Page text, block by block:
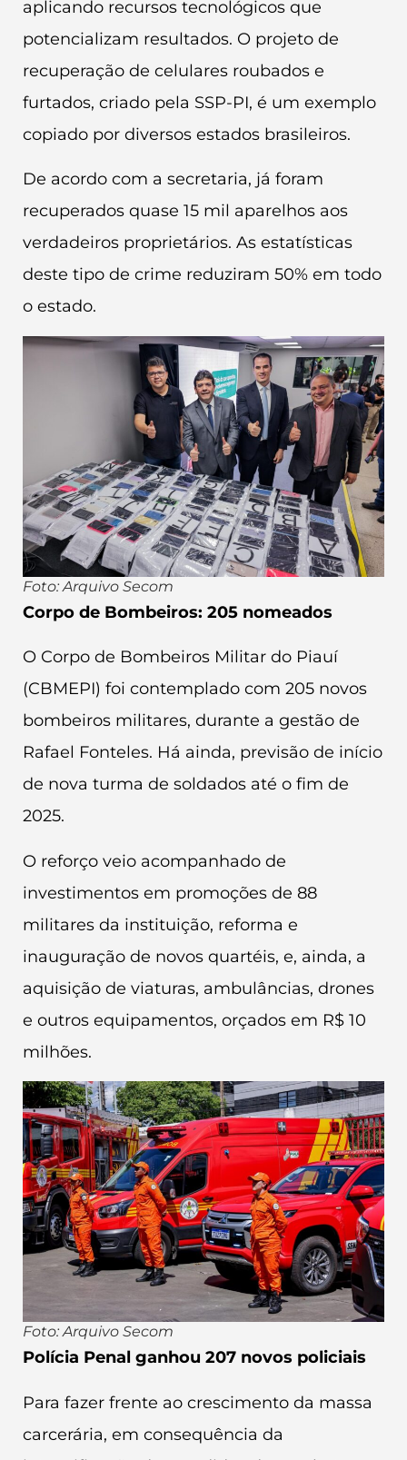
aplicando recursos tecnológicos que
potencializam resultados. O projeto de
recuperação de celulares roubados e
furtados, criado pela SSP-PI, é um exemplo
copiado por diversos estados brasileiros.
De acordo com a secretaria, já foram
recuperados quase 15 mil aparelhos aos
verdadeiros proprietários. As estatísticas
deste tipo de crime reduziram 50% em todo
o estado.
Foto: Arquivo Secom
Corpo de Bombeiros: 205 nomeados
O Corpo de Bombeiros Militar do Piauí
(CBMEPI) foi contemplado com 205 novos
bombeiros militares, durante a gestão de
Rafael Fonteles. Há ainda, previsão de início
de nova turma de soldados até o fim de
2025.
O reforço veio acompanhado de
investimentos em promoções de 88
militares da instituição, reforma e
inauguração de novos quartéis, e, ainda, a
aquisição de viaturas, ambulâncias, drones
e outros equipamentos, orçados em R$ 10
milhões.
Foto: Arquivo Secom
Polícia Penal ganhou 207 novos policiais
Para fazer frente ao crescimento da massa
carcerária, em consequência da